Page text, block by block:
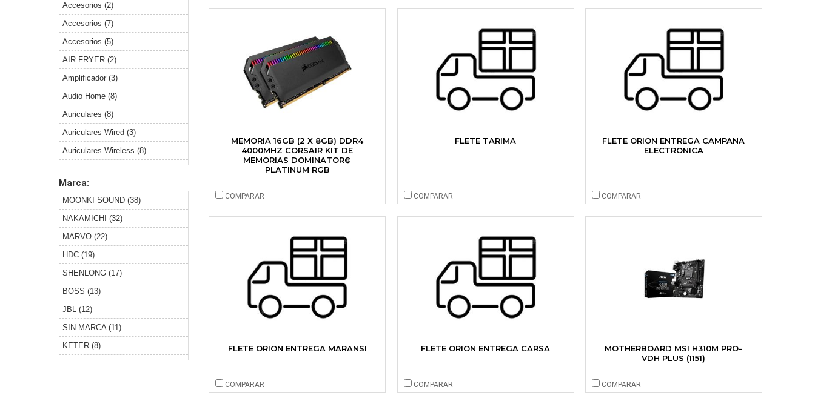
Accesorios (2)
Accesorios (7)
Accesorios (5)
AIR FRYER (2)
Amplificador (3)
Audio Home (8)
Auriculares (8)
Auriculares Wired (3)
Auriculares Wireless (8)
Computadoras (4)
Conectividad (2)
Fletes (6)
Gabinete Sin Fuente (8)
Gaming (44)
Horno Smart (1)
Imagen (1)
Limpieza (1)
Mesas (1)
Parlante Amplificado (9)
Marca:
MOONKI SOUND (38)
NAKAMICHI (32)
MARVO (22)
HDC (19)
SHENLONG (17)
BOSS (13)
JBL (12)
SIN MARCA (11)
KETER (8)
MEMORIA 16GB (2 X 8GB) DDR4
4000MHZ CORSAIR KIT DE
MEMORIAS DOMINATOR®
PLATINUM RGB
COMPARAR
FLETE TARIMA
COMPARAR
FLETE ORION ENTREGA CAMPANA
ELECTRONICA
COMPARAR
FLETE ORION ENTREGA MARANSI
COMPARAR
FLETE ORION ENTREGA CARSA
COMPARAR
MOTHERBOARD MSI H310M PRO-
VDH PLUS (1151)
COMPARAR